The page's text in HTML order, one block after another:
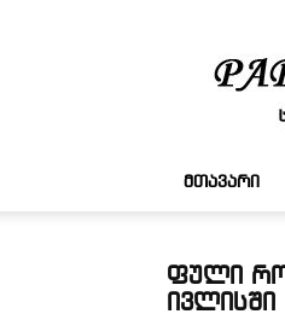
ᲛᲗᲐᲕᲐᲠᲘ
ფული